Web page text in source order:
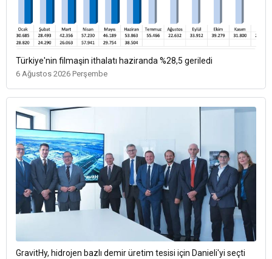
Türkiye'nin filmaşin ithalatı haziranda %28,5 geriledi
6 Ağustos 2026 Perşembe
GravitHy, hidrojen bazlı demir üretim tesisi için Danieli'yi seçti